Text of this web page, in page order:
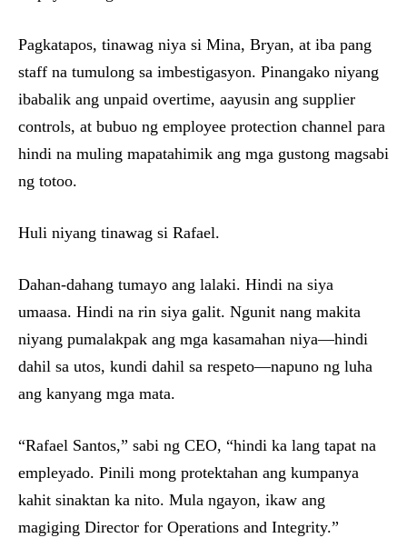
Pagkatapos, tinawag niya si Mina, Bryan, at iba pang
staff na tumulong sa imbestigasyon. Pinangako niyang
ibabalik ang unpaid overtime, aayusin ang supplier
controls, at bubuo ng employee protection channel para
hindi na muling mapatahimik ang mga gustong magsabi
ng totoo.
Huli niyang tinawag si Rafael.
Dahan-dahang tumayo ang lalaki. Hindi na siya
umaasa. Hindi na rin siya galit. Ngunit nang makita
niyang pumalakpak ang mga kasamahan niya—hindi
dahil sa utos, kundi dahil sa respeto—napuno ng luha
ang kanyang mga mata.
“Rafael Santos,” sabi ng CEO, “hindi ka lang tapat na
empleyado. Pinili mong protektahan ang kumpanya
kahit sinaktan ka nito. Mula ngayon, ikaw ang
magiging Director for Operations and Integrity.”